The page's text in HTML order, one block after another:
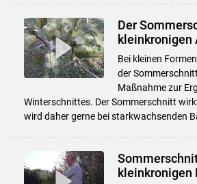
Der
kleinkronigen
Bei kleinen
der
Maßnahme zur
Winterschnittes. Der Sommerschnitt
wird daher gerne bei starkwachsenden
kleinkronigen